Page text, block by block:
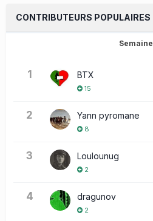
CONTRIBUTEURS POPULAIRES
Semaine
1 BTX
15
2 Yann pyromane
8
3 Loulounug
2
4 dragunov
2